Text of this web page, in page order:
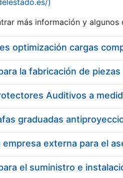
)
más información y
optimización cargas
la fabricación de piezas
el suministro e